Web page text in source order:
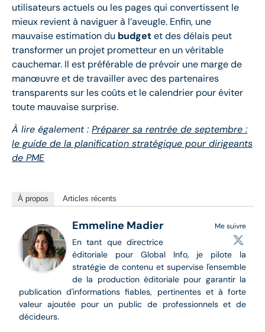
utilisateurs actuels ou les pages qui convertissent le
mieux revient à naviguer à l’aveugle. Enfin, une
mauvaise estimation du budgetet des délais peut
transformer un projet prometteur en un véritable
cauchemar. Il est préférable de prévoir une marge de
manœuvre et de travailler avec des partenaires
transparents sur les coûts et le calendrier pour éviter
toute mauvaise surprise.
À lire également : Préparer sa rentrée de septembre :
le guide de la planification stratégique pour dirigeants
de PME
À propos Articles récents
Me suivre
Emmeline Madier
En tant que directrice
éditoriale pour Global Info, je pilote la
stratégie de contenu et supervise l'ensemble
de la production éditoriale pour garantir la
publication d'informations fiables, pertinentes et à forte
valeur ajoutée pour un public de professionnels et de
décideurs.